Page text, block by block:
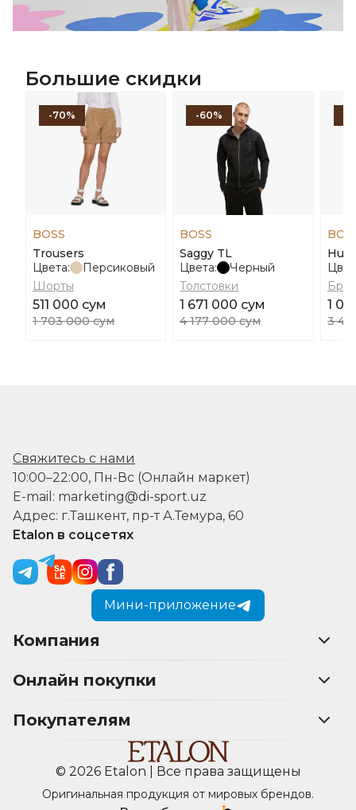
Большие скидки
-70%
BOSS
Trousers
Цвета:
Персиковый
Шорты
511 000 сум
1 703 000 сум
-60%
BOSS
Saggy TL
Цвета:
Черный
Толстовки
1 671 000 сум
4 177 000 сум
1
3
Свяжитесь с нами
10:00–22:00, Пн-Вс (Онлайн маркет)
E-mail: marketing@di-sport.uz
Адрес: г.Ташкент, пр-т А.Темура, 60
Etalon в соцсетях
Мини-приложение
Компания
Онлайн покупки
Покупателям
© 2026 Etalon | Все права защищены
Оригинальная продукция от мировых брендов.